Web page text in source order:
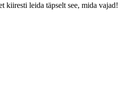
kiiresti leida täpselt see, mida vajad!